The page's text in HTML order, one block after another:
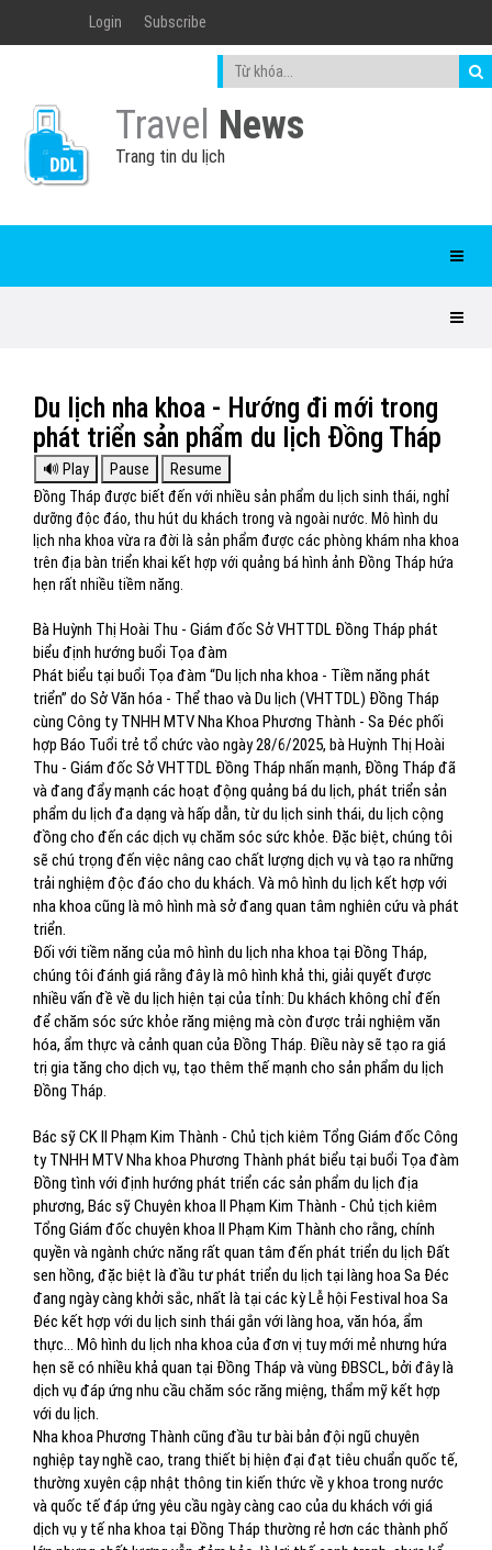
Login Subscribe
Travel News
Trang tin du lịch
Du lịch nha khoa - Hướng đi mới trong
phát triển sản phẩm du lịch Đồng Tháp
Đồng Tháp được biết đến với nhiều sản phẩm du lịch sinh thái, nghỉ
dưỡng độc đáo, thu hút du khách trong và ngoài nước. Mô hình du
lịch nha khoa vừa ra đời là sản phẩm được các phòng khám nha khoa
trên địa bàn triển khai kết hợp với quảng bá hình ảnh Đồng Tháp hứa
hẹn rất nhiều tiềm năng.
Bà Huỳnh Thị Hoài Thu - Giám đốc Sở VHTTDL Đồng Tháp phát
biểu định hướng buổi Tọa đàm
Phát biểu tại buổi Tọa đàm “Du lịch nha khoa - Tiềm năng phát
triển” do Sở Văn hóa - Thể thao và Du lịch (VHTTDL) Đồng Tháp
cùng Công ty TNHH MTV Nha Khoa Phương Thành - Sa Đéc phối
hợp Báo Tuổi trẻ tổ chức vào ngày 28/6/2025, bà Huỳnh Thị Hoài
Thu - Giám đốc Sở VHTTDL Đồng Tháp nhấn mạnh, Đồng Tháp đã
và đang đẩy mạnh các hoạt động quảng bá du lịch, phát triển sản
phẩm du lịch đa dạng và hấp dẫn, từ du lịch sinh thái, du lịch cộng
đồng cho đến các dịch vụ chăm sóc sức khỏe. Đặc biệt, chúng tôi
sẽ chú trọng đến việc nâng cao chất lượng dịch vụ và tạo ra những
trải nghiệm độc đáo cho du khách. Và mô hình du lịch kết hợp với
nha khoa cũng là mô hình mà sở đang quan tâm nghiên cứu và phát
triển.
Đối với tiềm năng của mô hình du lịch nha khoa tại Đồng Tháp,
chúng tôi đánh giá rằng đây là mô hình khả thi, giải quyết được
nhiều vấn đề về du lịch hiện tại của tỉnh: Du khách không chỉ đến
để chăm sóc sức khỏe răng miệng mà còn được trải nghiệm văn
hóa, ẩm thực và cảnh quan của Đồng Tháp. Điều này sẽ tạo ra giá
trị gia tăng cho dịch vụ, tạo thêm thế mạnh cho sản phẩm du lịch
Đồng Tháp.
Bác sỹ CK II Phạm Kim Thành - Chủ tịch kiêm Tổng Giám đốc Công
ty TNHH MTV Nha khoa Phương Thành phát biểu tại buổi Tọa đàm
Đồng tình với định hướng phát triển các sản phẩm du lịch địa
phương, Bác sỹ Chuyên khoa II Phạm Kim Thành - Chủ tịch kiêm
Tổng Giám đốc chuyên khoa II Phạm Kim Thành cho rằng, chính
quyền và ngành chức năng rất quan tâm đến phát triển du lịch Đất
sen hồng, đặc biệt là đầu tư phát triển du lịch tại làng hoa Sa Đéc
đang ngày càng khởi sắc, nhất là tại các kỳ Lễ hội Festival hoa Sa
Đéc kết hợp với du lịch sinh thái gắn với làng hoa, văn hóa, ẩm
thực… Mô hình du lịch nha khoa của đơn vị tuy mới mẻ nhưng hứa
hẹn sẽ có nhiều khả quan tại Đồng Tháp và vùng ĐBSCL, bởi đây là
dịch vụ đáp ứng nhu cầu chăm sóc răng miệng, thẩm mỹ kết hợp
với du lịch.
Nha khoa Phương Thành cũng đầu tư bài bản đội ngũ chuyên
nghiệp tay nghề cao, trang thiết bị hiện đại đạt tiêu chuẩn quốc tế,
thường xuyên cập nhật thông tin kiến thức về y khoa trong nước
và quốc tế đáp ứng yêu cầu ngày càng cao của du khách với giá
dịch vụ y tế nha khoa tại Đồng Tháp thường rẻ hơn các thành phố